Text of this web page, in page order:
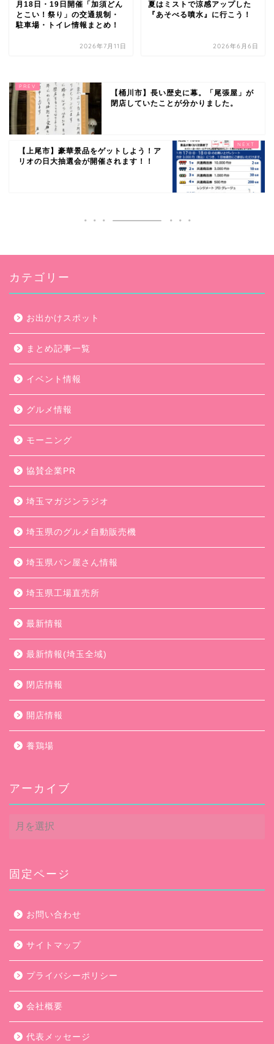
月18日・19日開催「加須どん
とこい！祭り」の交通規制・
駐車場・トイレ情報まとめ！
2026年7月11日
夏はミストで涼感アップした
『あそべる噴水』に行こう！
2026年6月6日
【桶川市】長い歴史に幕。「尾張屋」が
閉店していたことが分かりました。
【上尾市】豪華景品をゲットしよう！ア
リオの日大抽選会が開催されます！！
カテゴリー
お出かけスポット
まとめ記事一覧
イベント情報
グルメ情報
モーニング
協賛企業PR
埼玉マガジンラジオ
埼玉県のグルメ自動販売機
埼玉県パン屋さん情報
埼玉県工場直売所
最新情報
最新情報(埼玉全域)
閉店情報
開店情報
養鶏場
アーカイブ
ア
ー
ブ
固定ページ
お問い合わせ
サイトマップ
プライバシーポリシー
会社概要
代表メッセージ